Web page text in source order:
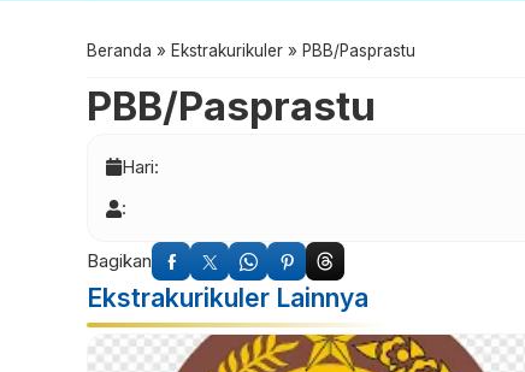
Beranda » Ekstrakurikuler » PBB/Pasprastu
PBB/Pasprastu
Hari:
:
Bagikan
Ekstrakurikuler Lainnya